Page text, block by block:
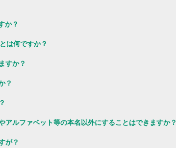
か？
は何ですか？
すか？
？
アルファベット等の本名以外にすることはできますか？
が？